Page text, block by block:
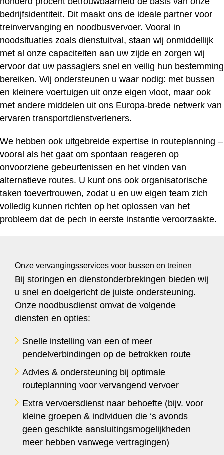
bedrijfsidentiteit. Dit maakt ons de ideale partner voor
treinvervanging en noodbusvervoer. Vooral in
noodsituaties zoals dienstuitval, staan wij onmiddellijk
met al onze capaciteiten aan uw zijde en zorgen wij
ervoor dat uw passagiers snel en veilig hun bestemming
bereiken. Wij ondersteunen u waar nodig: met bussen
en kleinere voertuigen uit onze eigen vloot, maar ook
met andere middelen uit ons Europa-brede netwerk van
ervaren transportdienstverleners.
We hebben ook uitgebreide expertise in routeplanning –
vooral als het gaat om spontaan reageren op
onvoorziene gebeurtenissen en het vinden van
alternatieve routes. U kunt ons ook organisatorische
taken toevertrouwen, zodat u en uw eigen team zich
volledig kunnen richten op het oplossen van het
probleem dat de pech in eerste instantie veroorzaakte.
Onze vervangingsservices voor bussen en treinen
Bij storingen en dienstonderbrekingen bieden wij
u snel en doelgericht de juiste ondersteuning.
Onze noodbusdienst omvat de volgende
diensten en opties:
Snelle instelling van een of meer
pendelverbindingen op de betrokken route
Advies & ondersteuning bij optimale
routeplanning voor vervangend vervoer
Extra vervoersdienst naar behoefte (bijv. voor
kleine groepen & individuen die ‘s avonds
geen geschikte aansluitingsmogelijkheden
meer hebben vanwege vertragingen)